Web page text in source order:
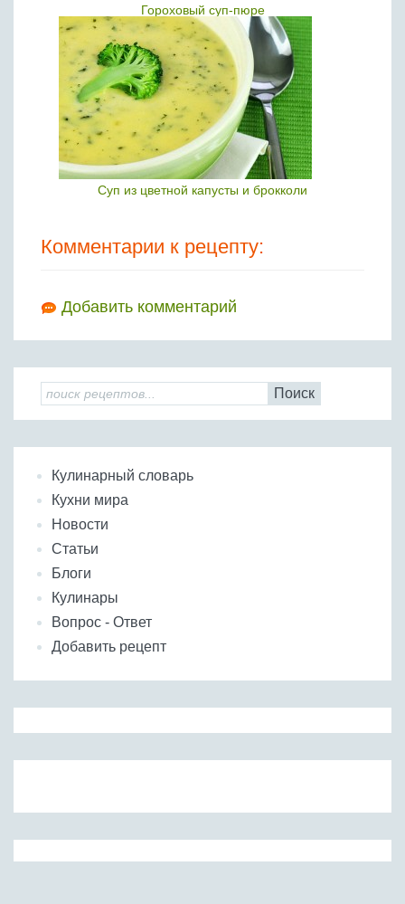
Гороховый суп-пюре
Суп из цветной капусты и брокколи
Комментарии к рецепту:
Добавить комментарий
Поиск
Кулинарный словарь
Кухни мира
Новости
Статьи
Блоги
Кулинары
Вопрос - Ответ
Добавить рецепт